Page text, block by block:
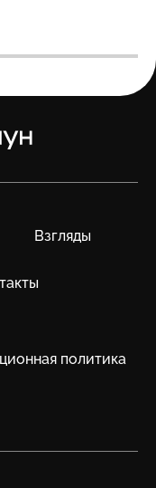
Взгляды
политика